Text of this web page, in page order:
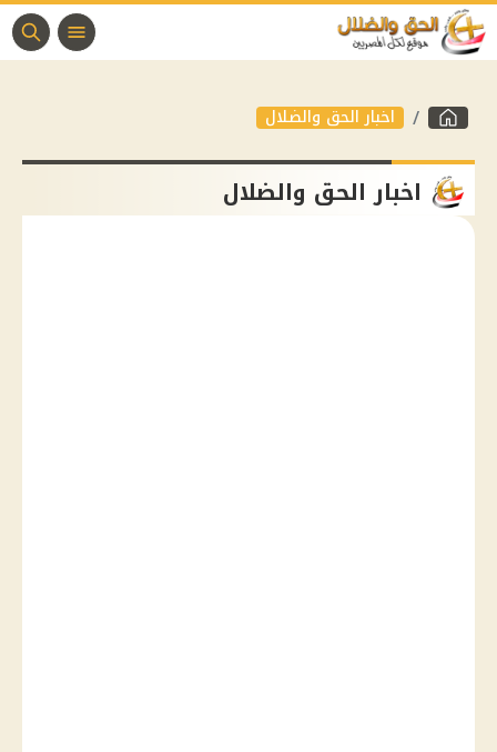
اخبار الحق والضلال
اخبار الحق والضلال